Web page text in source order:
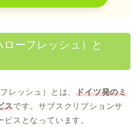
ローフレッシュ）と
レッシュ）とは、ドイツ発のミ
スです。サブスクリプションサ
スとなっています。